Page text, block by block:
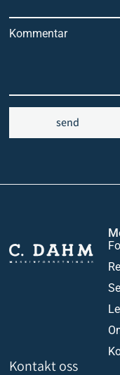
Kommentar
send
Kontakt oss